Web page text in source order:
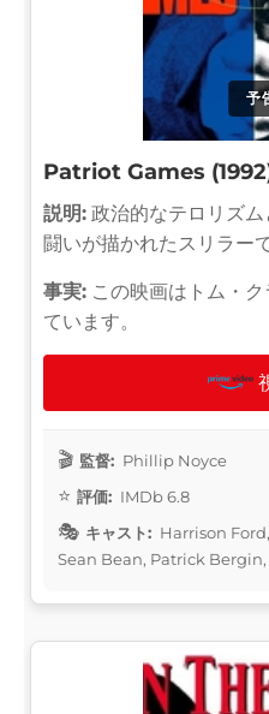
予
Patriot Games
説明: 政治的なテロリズ
闘いが描かれたスリラーで
事実: この映画はトム・
ています。
監督: Phillip Noyce
評価: IMDb 6.8
キャスト: Harrison
Sean Bean, Patrick